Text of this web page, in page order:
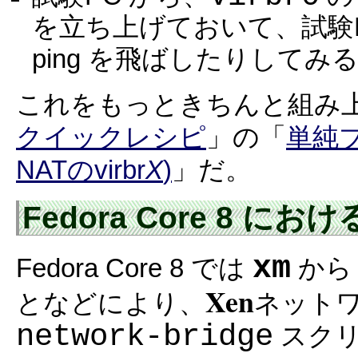
を立ち上げておいて、試
ping を飛ばしたりしてみ
これをもっときちんと組み
クイックレシピ 」の「 単純
NATのvirbrX) 」だ。
Fedora Core 8 におけ
Fedora Core 8 では xm か
となどにより、 Xenネット
network-bridge スク